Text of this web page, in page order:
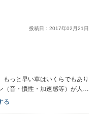
投稿日： 2017年02 月21 日
っと早い車はいくらでもあり
音・慣性・加速感等）が人間
じられる車です。また、車体
る